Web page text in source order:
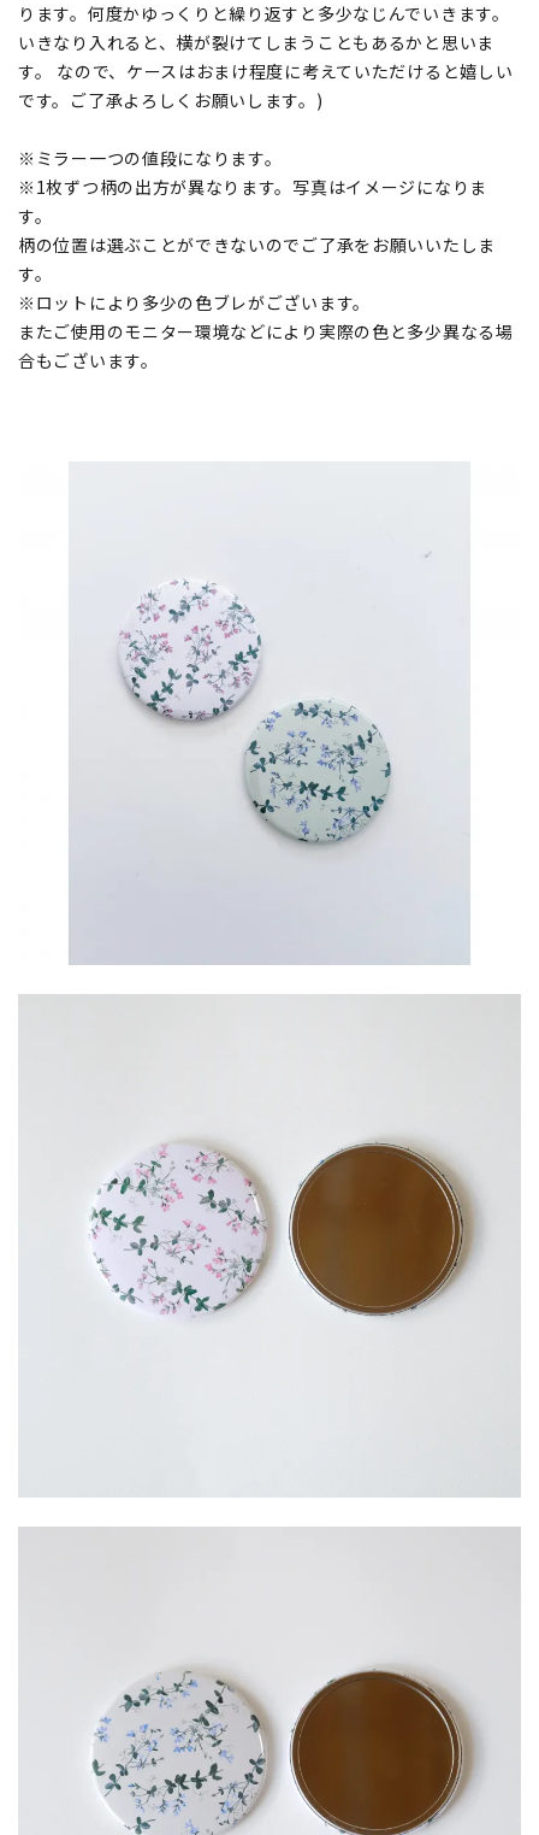
ります。何度かゆっくりと繰り返すと多少なじんでいきます。
いきなり入れると、横が裂けてしまうこともあるかと思いま
す。 なので、ケースはおまけ程度に考えていただけると嬉しい
です。ご了承よろしくお願いします。)
※ミラー一つの値段になります。
※1枚ずつ柄の出方が異なります。写真はイメージになりま
す。
柄の位置は選ぶことができないのでご了承をお願いいたしま
す。
※ロットにより多少の色ブレがございます。
またご使用のモニター環境などにより実際の色と多少異なる場
合もございます。